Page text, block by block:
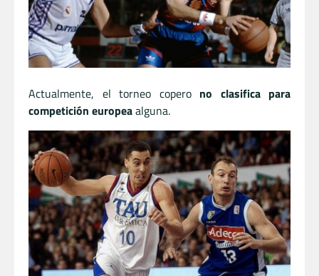
Actualmente, el torneo copero no clasifica para
competición europeaalguna.